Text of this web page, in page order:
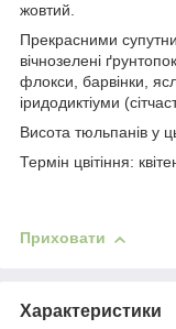
жовтий.
Прекрасними
вічнозелені
флокси, барвінки,
іридодиктіуми
Висота тюльпанів у
Термін цвітіння:
Приховати
Характеристики